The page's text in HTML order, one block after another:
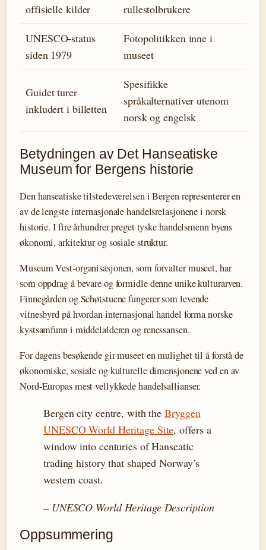
offisielle kilder
rullestolbrukere
UNESCO-status
siden 1979
Fotopolitikken inne i
museet
Guidet turer
inkludert i billetten
Spesifikke
språkalternativer utenom
norsk og engelsk
Betydningen av Det Hanseatiske
Museum for Bergens historie
Den hanseatiske tilstedeværelsen i Bergen representerer en
av de lengste internasjonale handelsrelasjonene i norsk
historie. I fire århundrer preget tyske handelsmenn byens
økonomi, arkitektur og sosiale struktur.
Museum Vest-organisasjonen, som forvalter museet, har
som oppdrag å bevare og formidle denne unike kulturarven.
Finnegården og Schøtstuene fungerer som levende
vitnesbyrd på hvordan internasjonal handel forma norske
kystsamfunn i middelalderen og renessansen.
For dagens besøkende gir museet en mulighet til å forstå de
økonomiske, sosiale og kulturelle dimensjonene ved en av
Nord-Europas mest vellykkede handelsallianser.
Bergen city centre, with theBryggen
UNESCO World Heritage Site, offers a
window into centuries of Hanseatic
trading history that shaped Norway’s
western coast.
– UNESCO World Heritage Description
Oppsummering